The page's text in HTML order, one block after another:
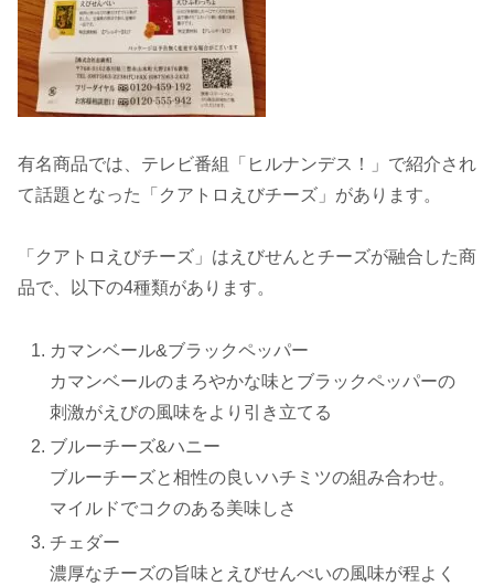
有名商品では、テレビ番組「ヒルナンデス！」で紹介され
て話題となった「クアトロえびチーズ」があります。
「クアトロえびチーズ」はえびせんとチーズが融合した商
品で、以下の4種類があります。
カマンベール&ブラックペッパー
カマンベールのまろやかな味とブラックペッパーの
刺激がえびの風味をより引き立てる
ブルーチーズ&ハニー
ブルーチーズと相性の良いハチミツの組み合わせ。
マイルドでコクのある美味しさ
チェダー
濃厚なチーズの旨味とえびせんべいの風味が程よく